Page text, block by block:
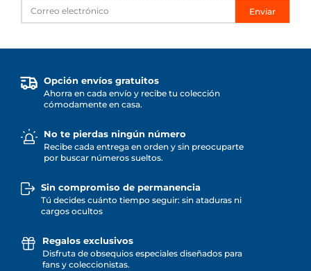
Enviar
Opción envíos gratuitos
Ahorra en cada envío y recibe tu colección
cómodamente en casa.
No te pierdas ningún número
Recibe cada entrega en orden y sin preocuparte
por buscar números sueltos.
Sin compromiso de permanencia
Tú decides cuánto tiempo seguir: sin ataduras ni
cargos ocultos
Regalos exclusivos
Disfruta de obsequios especiales diseñados para
fans y coleccionistas.